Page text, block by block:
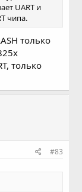
UART и
чипа.
только
только
#83